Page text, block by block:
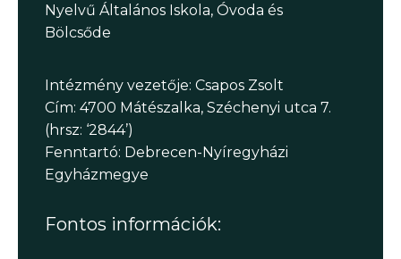
Nyelvű Általános Iskola, Óvoda és
Bölcsőde
Intézmény vezetője: Csapos Zsolt
Cím: 4700 Mátészalka, Széchenyi utca 7.
(hrsz: ‘2844’)
Fenntartó: Debrecen-Nyíregyházi
Egyházmegye
Fontos információk: